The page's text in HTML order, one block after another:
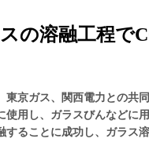
日
の溶融工程で
東京ガス、関西電力との共
使用し、ガラスびんなどに
することに成功し、ガラス